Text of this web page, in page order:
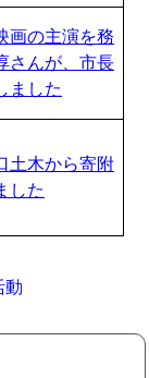
画の主演を務
さんが、市長
ました
土木から寄附
した
動